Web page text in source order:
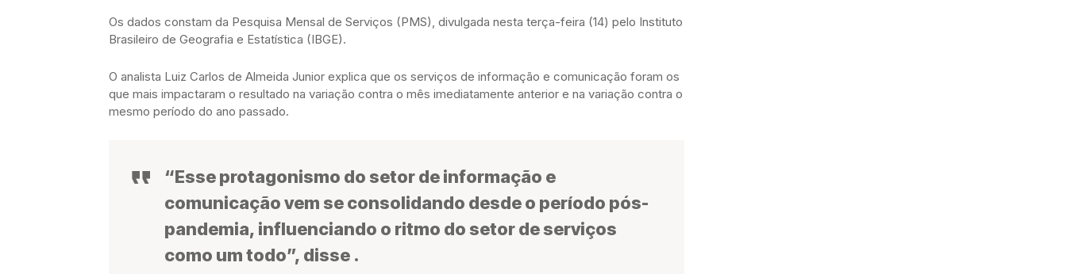
Os dados constam da Pesquisa Mensal de Serviços (PMS), divulgada nesta terça-feira (14) pelo Instituto
Brasileiro de Geografia e Estatística (IBGE).
O analista Luiz Carlos de Almeida Junior explica que os serviços de informação e comunicação foram os
que mais impactaram o resultado na variação contra o mês imediatamente anterior e na variação contra o
mesmo período do ano passado.
“Esse protagonismo do setor de informação e
comunicação vem se consolidando desde o período pós-
pandemia, influenciando o ritmo do setor de serviços
como um todo”, disse .